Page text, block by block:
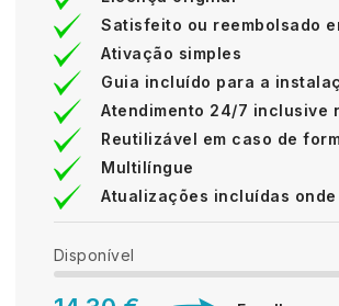
Satisfeito ou reembolsado
Ativação simples
Guia incluído para a
Atendimento 24/7 inclusive
Reutilizável em caso de
Multilíngue
Atualizações incluídas
Disponível